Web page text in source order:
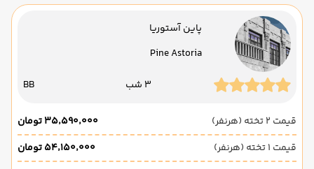
پاین آستوریا
Pine Astoria
3 شب BB
قیمت 2 تخته (هرنفر)
۳۵٬۵۹۰٬۰۰۰ تومان
قیمت 1 تخته (هرنفر)
۵۴٬۱۵۰٬۰۰۰ تومان